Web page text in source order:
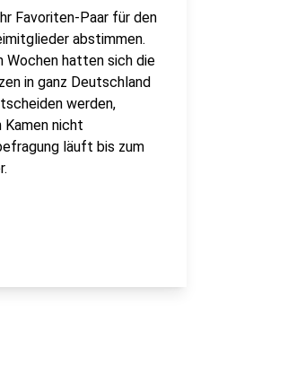
Favoriten-Paar für den
abstimmen.
Wochen hatten sich die
in ganz Deutschland
werden,
Kamen nicht
läuft bis zum